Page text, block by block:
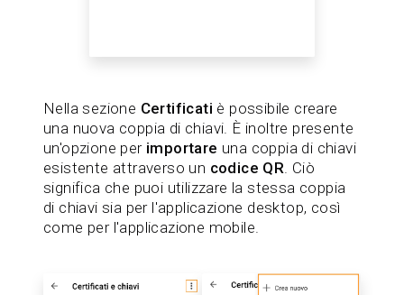
Nella sezione Certificati è possibile creare
una nuova coppia di chiavi. È inoltre presente
un'opzione per importare una coppia di chiavi
esistente attraverso un codice QR. Ciò
significa che puoi utilizzare la stessa coppia
di chiavi sia per l'applicazione desktop, così
come per l'applicazione mobile.